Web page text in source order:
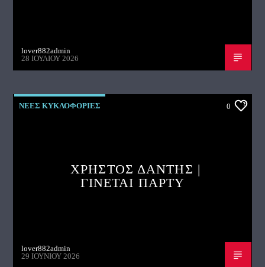
lover882admin
28 ΙΟΥΛΊΟΥ 2026
ΝΕΕΣ ΚΥΚΛΟΦΟΡΙΕΣ 0
ΧΡΗΣΤΟΣ ΔΑΝΤΗΣ |
ΓΙΝΕΤΑΙ ΠΑΡΤΥ
lover882admin
29 ΙΟΥΝΊΟΥ 2026